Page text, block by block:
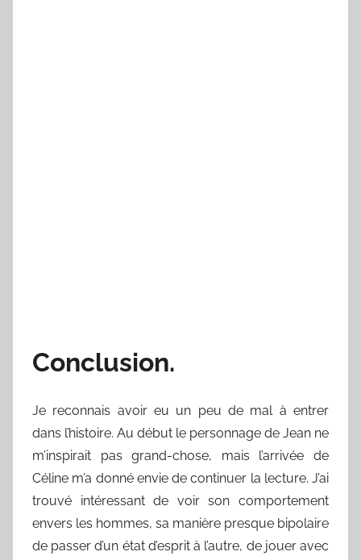
Conclusion.
Je reconnais avoir eu un peu de mal à entrer
dans l’histoire. Au début le personnage de Jean ne
m’inspirait pas grand-chose, mais l’arrivée de
Céline m’a donné envie de continuer la lecture. J’ai
trouvé intéressant de voir son comportement
envers les hommes, sa manière presque bipolaire
de passer d’un état d’esprit à l’autre, de jouer avec